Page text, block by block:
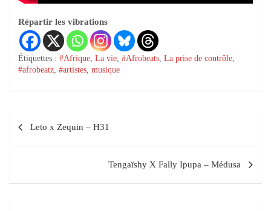
Répartir les vibrations
Étiquettes : #Afrique, La vie, #Afrobeats, La prise de contrôle,
#afrobeatz, #artistes, musique
Leto x Zequin – H31
Tengaïshy X Fally Ipupa – Médusa